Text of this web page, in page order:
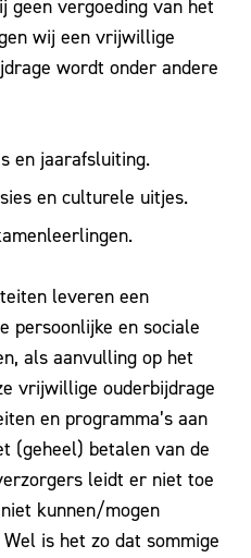
geen vergoeding van het
wij een vrijwillige
wordt onder andere
en jaarafsluiting.
en culturele uitjes.
leveren een
persoonlijke en sociale
als aanvulling op het
vrijwillige ouderbijdrage
en programma’s aan
(geheel) betalen van de
leidt er niet toe
kunnen/mogen
is het zo dat sommige